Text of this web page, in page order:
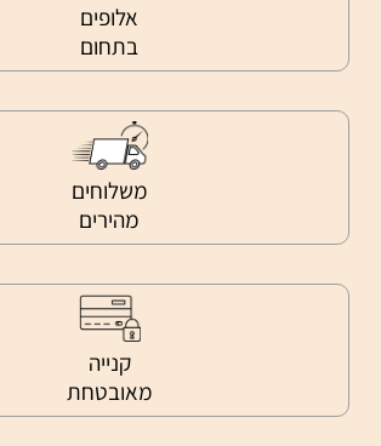
אלופים
בתחום
משלוחים
מהירים
קנייה
מאובטחת